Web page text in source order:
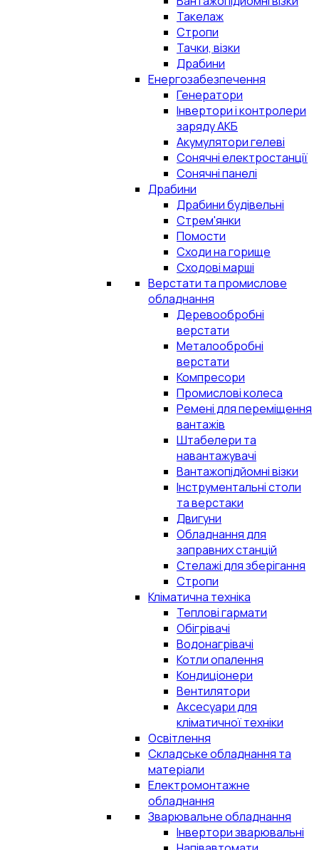
Такелаж
Стропи
Тачки, візки
Драбини
Енергозабезпечення
Генератори
Інвертори і контролери
заряду АКБ
Акумулятори гелеві
Сонячні електростанції
Сонячні панелі
Драбини
Драбини будівельні
Стрем'янки
Помости
Сходи на горище
Сходові марші
Верстати та промислове
обладнання
Деревообробні
верстати
Металообробні
верстати
Компресори
Промислові колеса
Ремені для переміщення
вантажів
Штабелери та
навантажувачі
Вантажопідйомні візки
Інструментальні столи
та верстаки
Двигуни
Обладнання для
заправних станцій
Стелажі для зберігання
Стропи
Кліматична техніка
Теплові гармати
Обігрівачі
Водонагрівачі
Котли опалення
Кондиціонери
Вентилятори
Аксесуари для
кліматичної техніки
Освітлення
Складське обладнання та
матеріали
Електромонтажне
обладнання
Зварювальне обладнання
Інвертори зварювальні